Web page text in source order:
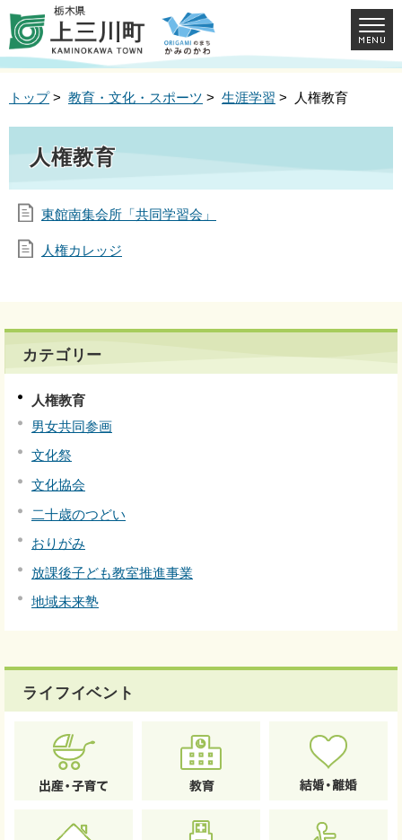
トップ> 教育・文化・スポーツ > 生涯学習 > 人権教育
人権教育
東館南集会所「共同学習会」
人権カレッジ
カテゴリー
人権教育
男女共同参画
文化祭
文化協会
二十歳のつどい
おりがみ
放課後子ども教室推進事業
地域未来塾
ライフイベント